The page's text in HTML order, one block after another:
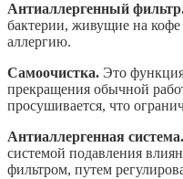
Антиаллергенный
бактерии, живущие на
аллергию.
Самоочистка. Это
прекращения обычной
просушивается, что
Антиаллергенная система.
системой подавления
фильтром, путем